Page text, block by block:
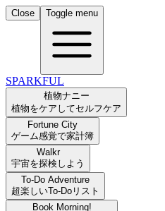
Close Toggle menu
SPARKFUL
植物ナニー
植物をケアしてセルフケア
Fortune City
ゲーム感覚で家計簿
Walkr
宇宙を探検しよう
To-Do Adventure
超楽しいTo-Doリスト
Book Morning!